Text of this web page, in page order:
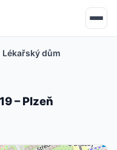
Lékařský dům
– Plzeň